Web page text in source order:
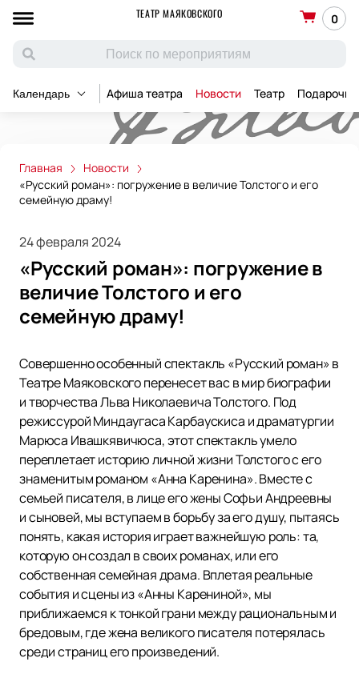
ТЕАТР МАЯКОВСКОГО 0
Календарь Афиша театра Новости Театр
Главная
Новости
«Русский роман»: погружение в величие Толстого и его
семейную драму!
24 февраля 2024
«Русский роман»: погружение в
величие Толстого и его
семейную драму!
Совершенно особенный спектакль «Русский роман» в
Театре Маяковского перенесет вас в мир биографии
и творчества Льва Николаевича Толстого. Под
режиссурой Миндаугаса Карбаускиса и драматургии
Марюса Ивашкявичюса, этот спектакль умело
переплетает историю личной жизни Толстого с его
знаменитым романом «Анна Каренина». Вместе с
семьей писателя, в лице его жены Софьи Андреевны
и сыновей, мы вступаем в борьбу за его душу, пытаясь
понять, какая история играет важнейшую роль: та,
которую он создал в своих романах, или его
собственная семейная драма. Вплетая реальные
события и сцены из «Анны Карениной», мы
приближаемся к тонкой грани между рациональным и
бредовым, где жена великого писателя потерялась
среди страниц его произведений.